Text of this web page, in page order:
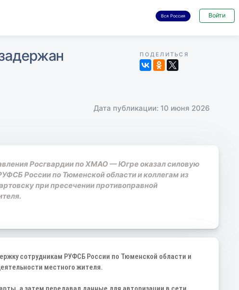
Вся Россия Войти
ПОДЕЛИТЬСЯ
Дата публикации: 10 июня 2026
Росгвардии по ХМАО — Югре оказал силовую
России по Тюменской области и коллегам из
при пресечении противоправной
сотрудникам РУФСБ России по Тюменской области и
местного жителя.